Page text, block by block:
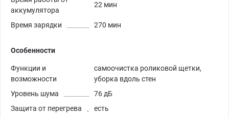
аккумулятора
22 мин
Время зарядки 270 мин
Особенности
Функции и
возможности
самоочистка роликовой щетки,
уборка вдоль стен
Уровень шума
76 дБ
Защита от перегрева
есть